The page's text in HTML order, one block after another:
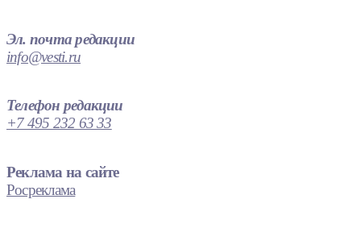
Эл. почта редакции
info@vesti.ru
Телефон редакции
+7 495 232 63 33
Реклама на сайте
Росреклама